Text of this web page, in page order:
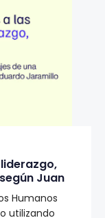
Juan
Humanos
utilizando